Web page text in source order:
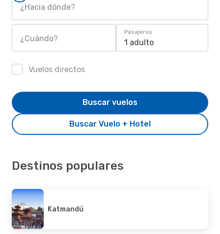
¿Hacia dónde?
¿Cuándo?
Pasajeros
1 adulto
Vuelos directos
Buscar Vuelo + Hotel
Buscar vuelos
Destinos populares
Katmandú